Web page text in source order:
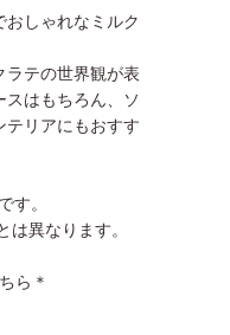
おしゃれなミルク
ラテの世界観が表
はもちろん、ソ
テリアにもおすす
す。
は異なります。
ら＊